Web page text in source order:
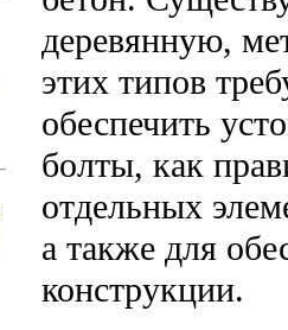
деревянную,
этих типов
обеспечить
болты, как
отдельных
а также для
конструкции.